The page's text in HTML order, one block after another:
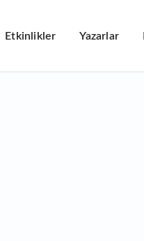
Etkinlikler Yazarlar